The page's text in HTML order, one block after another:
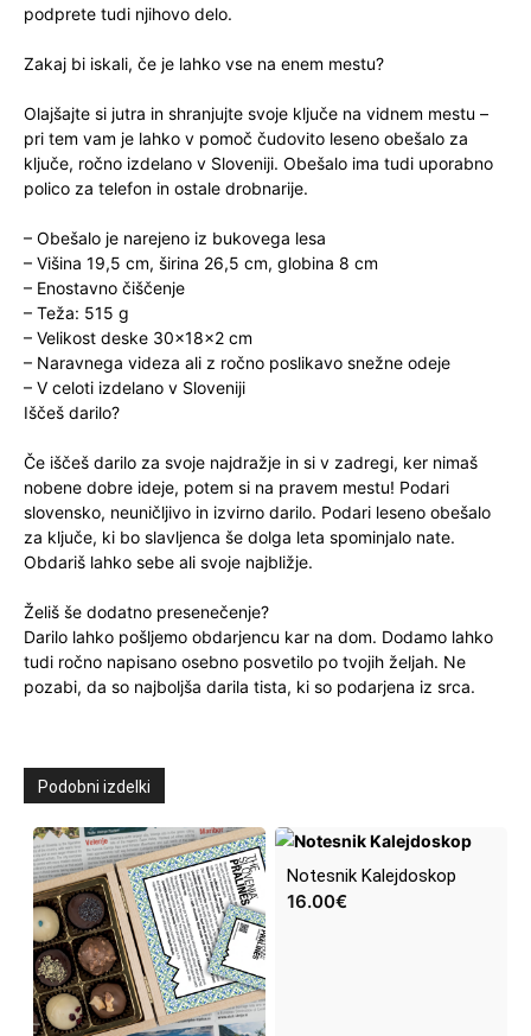
podprete tudi njihovo delo.
Zakaj bi iskali, če je lahko vse na enem mestu?
Olajšajte si jutra in shranjujte svoje ključe na vidnem mestu –
pri tem vam je lahko v pomoč čudovito leseno obešalo za
ključe, ročno izdelano v Sloveniji. Obešalo ima tudi uporabno
polico za telefon in ostale drobnarije.
– Obešalo je narejeno iz bukovega lesa
– Višina 19,5 cm, širina 26,5 cm, globina 8 cm
– Enostavno čiščenje
– Teža: 515 g
– Velikost deske 30x18x2 cm
– Naravnega videza ali z ročno poslikavo snežne odeje
– V celoti izdelano v Sloveniji
Iščeš darilo?
Če iščeš darilo za svoje najdražje in si v zadregi, ker nimaš
nobene dobre ideje, potem si na pravem mestu! Podari
slovensko, neuničljivo in izvirno darilo. Podari leseno obešalo
za ključe, ki bo slavljenca še dolga leta spominjalo nate.
Obdariš lahko sebe ali svoje najbližje.
Želiš še dodatno presenečenje?
Darilo lahko pošljemo obdarjencu kar na dom. Dodamo lahko
tudi ročno napisano osebno posvetilo po tvojih željah. Ne
pozabi, da so najboljša darila tista, ki so podarjena iz srca.
Podobni izdelki
Notesnik Kalejdoskop
16.00€